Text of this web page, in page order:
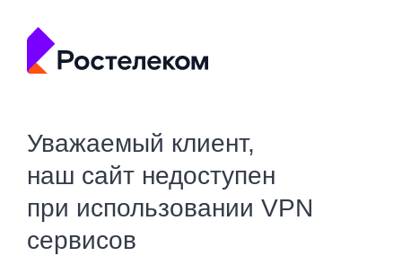
Уважаемый клиент,
наш сайт недоступен
при использовании VPN
сервисов